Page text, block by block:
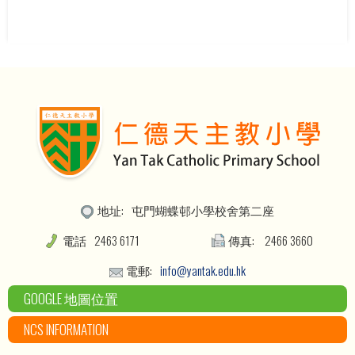
地址: 屯門蝴蝶邨小學校舍第二座
電話 2463 6171 傳真:
2466 3660
電郵: info@yantak.edu.hk
GOOGLE 地圖位置
NCS INFORMATION